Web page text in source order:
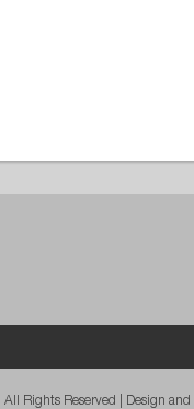
| All Rights Reserved | Design